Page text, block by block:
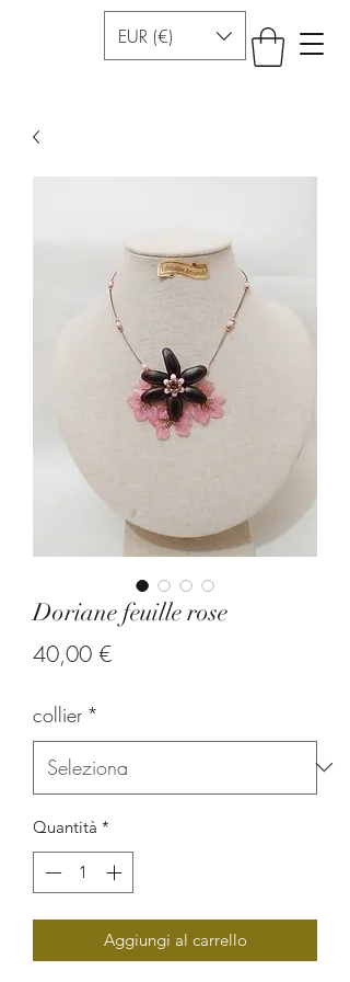
EUR (€)
Doriane feuille rose
40,00 €Prezzo
collier *
Quantità *
Aggiungi al carrello